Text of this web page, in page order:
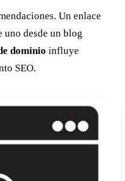
Un enlace
uno desde un blog
dominio influye
SEO.